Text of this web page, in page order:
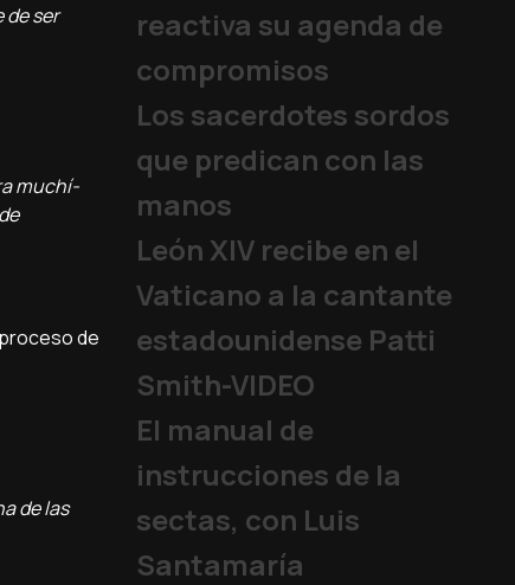
de ser
muchí­
de
de las
reactiva su agenda de
compromisos
Los sacerdotes sordos
que predican con las
manos
León XIV recibe en el
Vaticano a la cantante
estadounidense Patti
Smith-VIDEO
El manual de
instrucciones de la
sectas, con Luis
Santamaría